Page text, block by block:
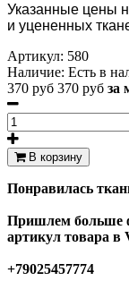
Указанные цены
и уцененных
Артикул: 580
Наличие: Есть в
370 руб 370 руб за
В корзину
Понравилась
Пришлем больше
артикул товара в
+79025457774